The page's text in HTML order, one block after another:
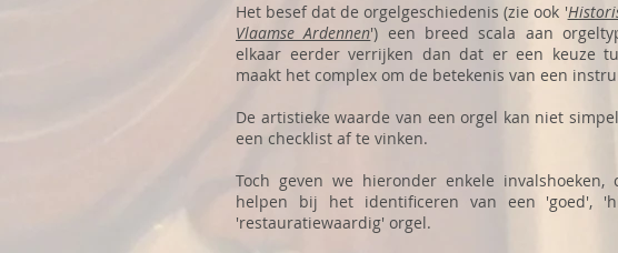
Het besef dat de orgelgeschiedenis (zie ook '
Vlaamse Ardennen') een breed scala aan
elkaar eerder verrijken dan dat er een keuze
maakt het complex om de betekenis van een
De artistieke waarde van een orgel kan niet
een checklist af te vinken.
Toch geven we hieronder enkele
helpen bij het identificeren van een 'goed',
'restauratiewaardig' orgel.